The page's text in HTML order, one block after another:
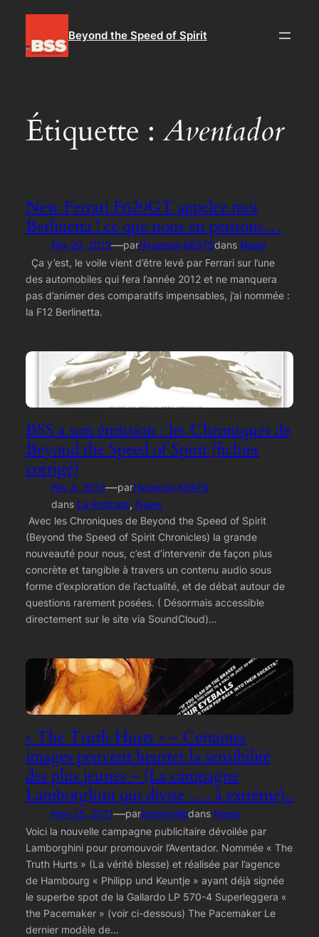
contenu
Beyond the Speed of Spirit
Étiquette :Aventador
New Ferrari F620GT appelez moi
Berlinetta ! ce que nous en pensons…
Fév 29, 2012—parHyperion KEATSdans News
Ça y’est, le voile vient d’être levé par Ferrari sur l’une
des automobiles qui fera l’année 2012 et ne manquera
pas d’animer des comparatifs impensables, j’ai nommée :
la F12 Berlinetta.
BSS a son émission : les Chroniques de
Beyond the Speed of Spirit (fichier
corrigé)
Fév 3, 2012—parHyperion KEATS
dans Le Podcast, News
Avec les Chroniques de Beyond the Speed of Spirit
(Beyond the Speed of Spirit Chronicles) la grande
nouveauté pour nous, c’est d’intervenir de façon plus
concrète et tangible à travers un contenu audio sous
forme d’exploration de l’actualité, et de débat autour de
questions rarement posées. ( Désormais accessible
directement sur le site via SoundCloud)…
« The Truth Hurts » – Certaines
images peuvent heurter la sensibilité
des plus jeunes – (La campagne
Lamborghini qui divise …. à extrême)..
Nov 25, 2011—parBonnevilledans News
Voici la nouvelle campagne publicitaire dévoilée par
Lamborghini pour promouvoir l’Aventador. Nommée « The
Truth Hurts » (La vérité blesse) et réalisée par l’agence
de Hambourg « Philipp und Keuntje » ayant déjà signée
le superbe spot de la Gallardo LP 570-4 Superleggera «
the Pacemaker » (voir ci-dessous) The Pacemaker Le
dernier modèle de…